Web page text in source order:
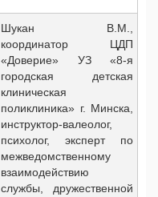
Шукан В.М.,
координатор ЦДП
«Доверие» УЗ «8-я
городская детская
клиническая
поликлиника» г. Минска,
инструктор-валеолог,
психолог, эксперт по
межведомственному
взаимодействию
службы, дружественной